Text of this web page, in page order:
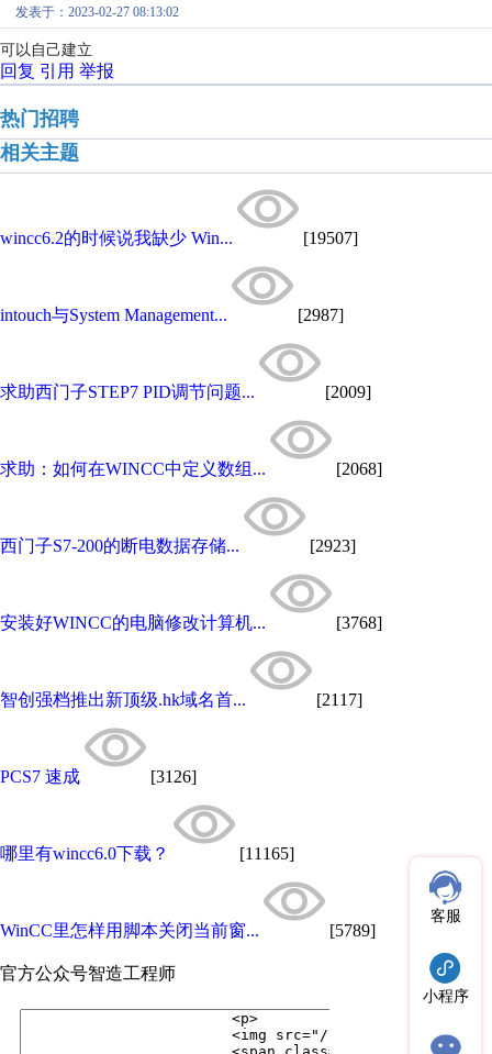
发表于：2023-02-27 08:13:02
可以自己建立
回复 引用 举报
热门招聘
相关主题
wincc6.2的时候说我缺少 Win... [19507]
intouch与System Management... [2987]
求助西门子STEP7 PID调节问题... [2009]
求助：如何在WINCC中定义数组... [2068]
西门子S7-200的断电数据存储... [2923]
安装好WINCC的电脑修改计算机... [3768]
智创强档推出新顶级.hk域名首... [2117]
PCS7 速成 [3126]
哪里有wincc6.0下载？ [11165]
WinCC里怎样用脚本关闭当前窗... [5789]
官方公众号智造工程师
客服
小程序